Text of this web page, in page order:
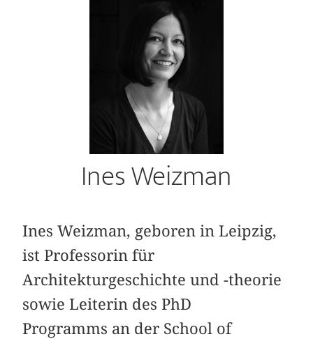
Ines Weizman
Ines Weizman, geboren in Leipzig,
ist Professorin für
Architekturgeschichte und -theorie
sowie Leiterin des PhD
Programms an der School of